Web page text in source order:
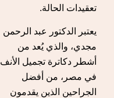
تعقيدات الحالة.
يعتبر الدكتور عبد الرحمن
مجدي، والذي يُعد من
أشطر دكاترة تجميل الأنف
في مصر، من أفضل
الجراحين الذين يقدمون